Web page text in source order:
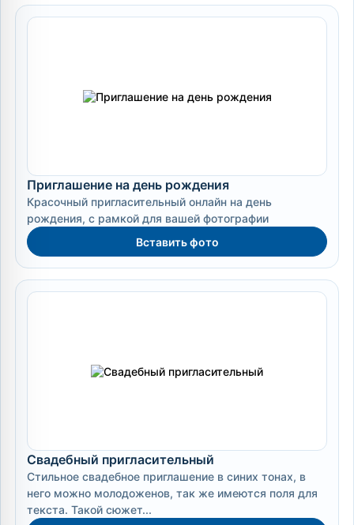
Приглашение на день рождения
Красочный пригласительный онлайн на день
рождения, с рамкой для вашей фотографии
Вставить фото
Свадебный пригласительный
Стильное свадебное приглашение в синих тонах, в
него можно молодоженов, так же имеются поля для
текста. Такой сюжет...